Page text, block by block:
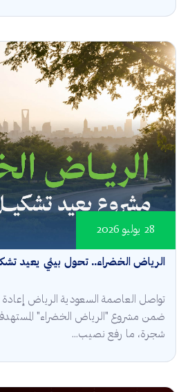
الرياض الخضراء.. تحول بيئي يعيد
28 يوليو 2026
تواصل العاصمة السعودية الرياض
شجرة، ما رفع نصيب...